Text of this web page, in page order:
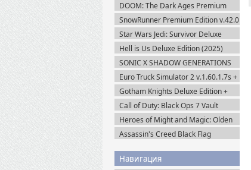
DOOM: The Dark Ages Premium
Edition + Все DLC (2025) Пиратка
SnowRunner Premium Edition v.42.0
+ Все DLC (2020) Пиратка
Star Wars Jedi: Survivor Deluxe
Edition (2023) Steam-Rip
Hell is Us Deluxe Edition (2025)
Пиратка
SONIC X SHADOW GENERATIONS
(2024) Steam-Rip
Euro Truck Simulator 2 v.1.60.1.7s +
Все DLC (2012) Пиратка
Gotham Knights Deluxe Edition +
Все DLC (2022) Пиратка
Call of Duty: Black Ops 7 Vault
Edition (2025) Steam-Rip
Heroes of Might and Magic: Olden
Era v.0.80.34 (2026) Пиратка
Assassin's Creed Black Flag
Навигация